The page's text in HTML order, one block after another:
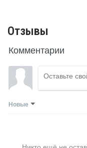
Отзывы
Комментарии
Новые